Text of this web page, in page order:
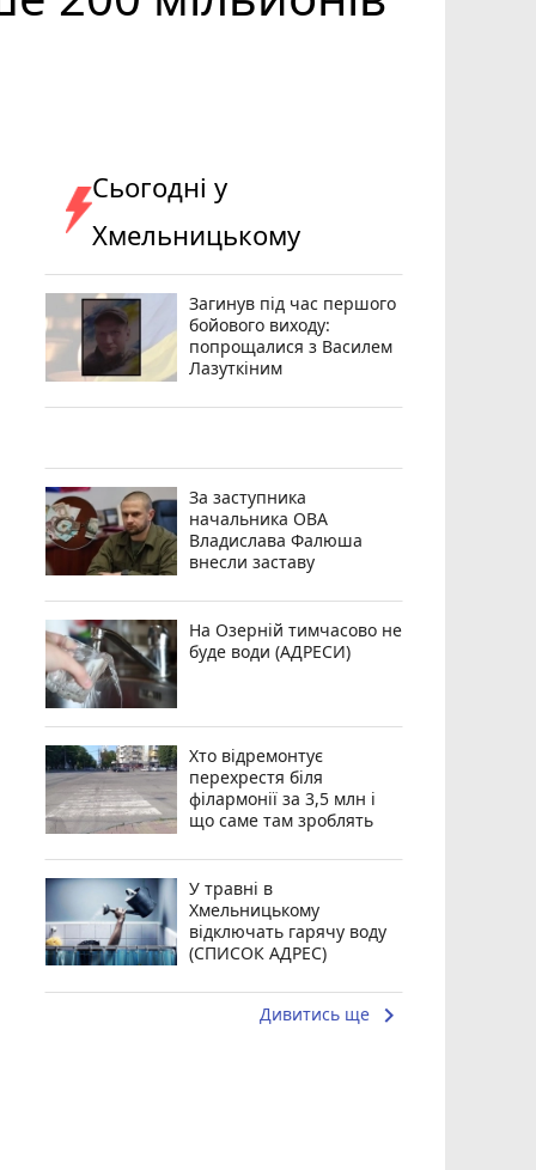
Сьогодні у
Хмельницькому
Загинув під час першого
бойового виходу:
попрощалися з Василем
Лазуткіним
За заступника
начальника ОВА
Владислава Фалюша
внесли заставу
На Озерній тимчасово не
буде води (АДРЕСИ)
Хто відремонтує
перехрестя біля
філармонії за 3,5 млн і
що саме там зроблять
У травні в
Хмельницькому
відключать гарячу воду
(СПИСОК АДРЕС)
Дивитись ще keyboard_arrow_right